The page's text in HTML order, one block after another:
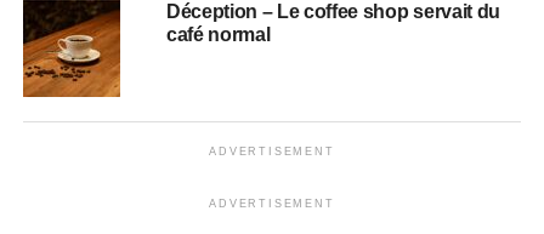
Déception – Le coffee shop servait du
café normal
ADVERTISEMENT
ADVERTISEMENT